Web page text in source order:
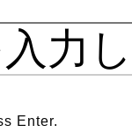
Enter.